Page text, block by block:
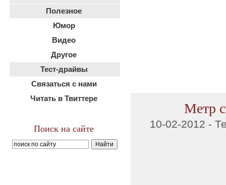
Полезное
Юмор
Видео
Другое
Тест-драйвы
Связаться с нами
Читать в Твиттере
Поиск на сайте
Метр
10-02-2012 -